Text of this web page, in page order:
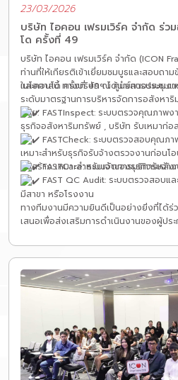
23/03/2026
บริษัท ไอคอน เฟรมเวิร์ค จำกัด ร่ว
โด ครั้งที่ 49
บริษัท ไอคอน เฟรมเวิร์ค จำกัด (ICON
ท่านที่ให้เกียรติเข้าเยี่ยมชมบูธและสอบถา
และคอนโด ครั้งที่ 49 ณ ศูนย์การประชุม
ในโอกาสนี้ ทางบริษัทฯ ได้นำเสนอระบบ
ระดับมาตรฐานการบริหารจัดการอสังหา
ด้วย: FASTInspect: ระบบตรวจคุณภาพง
ธุรกิจอสังหาริมทรัพย์ , บริษัท รับเหมาก่อ
FASTCheck: ระบบตรวจสอบคุณภ
เหมาะสำหรับธุรกิจรับจ้างตรวจงานก่อน
ก่อสร้าง เหมาะสำหรับเจ้าของธุรกิจรับจ้า
FASTCare: ระบบจัดการบริการหลัง
FAST QC Audit: ระบบตรวจสอบแ
มีสาขา หรือโรงงาน
ทางทีมงานมีความยินดีเป็นอย่างยิ่งที่ได้ร่
เสนอเพื่อส่งเสริมการดำเนินงานของผู้ปร